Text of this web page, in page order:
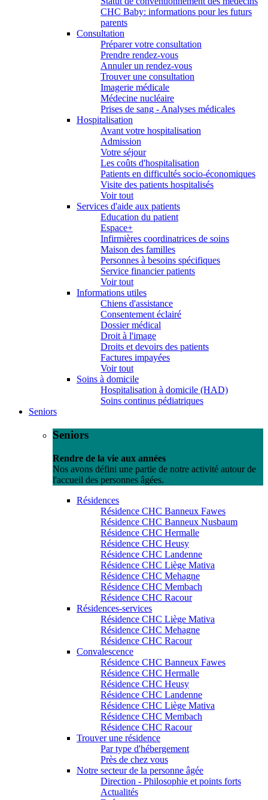
CHC Baby: informations pour les futurs
parents
Consultation
Préparer votre consultation
Prendre rendez-vous
Annuler un rendez-vous
Trouver une consultation
Imagerie médicale
Médecine nucléaire
Prises de sang - Analyses médicales
Hospitalisation
Avant votre hospitalisation
Admission
Votre séjour
Les coûts d'hospitalisation
Patients en difficultés socio-économiques
Visite des patients hospitalisés
Voir tout
Services d'aide aux patients
Education du patient
Espace+
Infirmières coordinatrices de soins
Maison des familles
Personnes à besoins spécifiques
Service financier patients
Voir tout
Informations utiles
Chiens d'assistance
Consentement éclairé
Dossier médical
Droit à l'image
Droits et devoirs des patients
Factures impayées
Voir tout
Soins à domicile
Hospitalisation à domicile (HAD)
Soins continus pédiatriques
Seniors
Seniors
Rendre de la vie aux années
Nos avons défini une partie de notre activité autour de
l'accueil des personnes âgées.
Résidences
Résidence CHC Banneux Fawes
Résidence CHC Banneux Nusbaum
Résidence CHC Hermalle
Résidence CHC Heusy
Résidence CHC Landenne
Résidence CHC Liège Mativa
Résidence CHC Mehagne
Résidence CHC Membach
Résidence CHC Racour
Résidences-services
Résidence CHC Liège Mativa
Résidence CHC Mehagne
Résidence CHC Racour
Convalescence
Résidence CHC Banneux Fawes
Résidence CHC Hermalle
Résidence CHC Heusy
Résidence CHC Landenne
Résidence CHC Liège Mativa
Résidence CHC Membach
Résidence CHC Racour
Trouver une résidence
Par type d'hébergement
Près de chez vous
Notre secteur de la personne âgée
Direction - Philosophie et points forts
Actualités